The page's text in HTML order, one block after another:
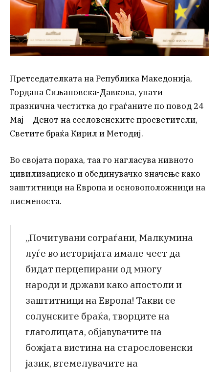
Претседателката на Република Македонија,
Гордана Сиљановска-Давкова, упати
празнична честитка до граѓаните по повод 24
Мај – Денот на сесловенските просветители,
Светите браќа Кирил и Методиј.
Во својата порака, таа го нагласува нивното
цивилизациско и обединувачко значење како
заштитници на Европа и основоположници на
писменоста.
„Почитувани сограѓани, Малкумина
луѓе во историјата имале чест да
бидат перцепирани од многу
народи и држави како апостоли и
заштитници на Европа! Такви се
солунските браќа, творците на
глаголицата, објавувачите на
божјата вистина на старословенски
јазик, втемелувачите на